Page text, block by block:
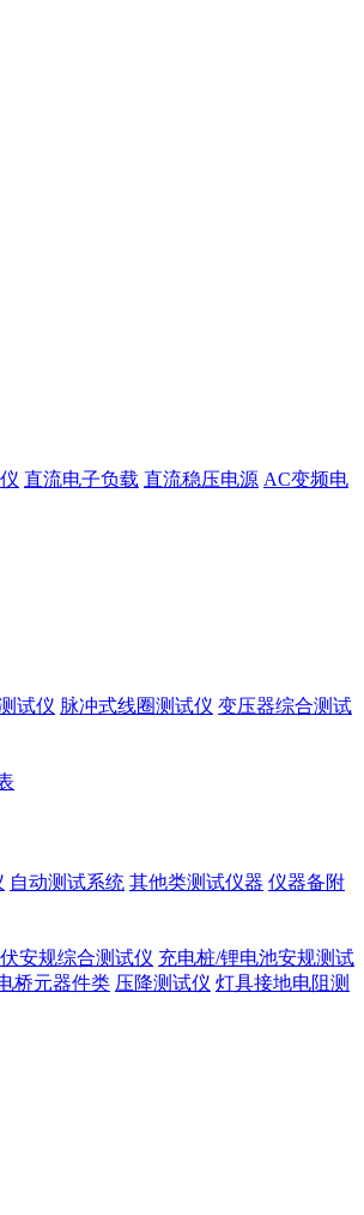
直流电子负载 直流稳压电源 AC变频电
试仪 脉冲式线圈测试仪 变压器综合测试
自动测试系统 其他类测试仪器 仪器备附
安规综合测试仪 充电桩/锂电池安规测试
桥元器件类 压降测试仪 灯具接地电阻测